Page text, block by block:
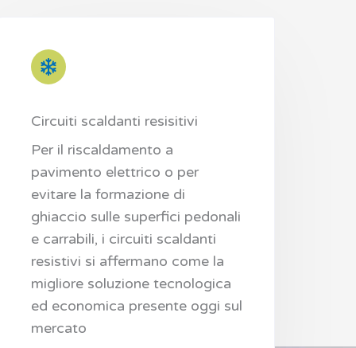
Circuiti scaldanti resisitivi
Per il riscaldamento a
pavimento elettrico o per
evitare la formazione di
ghiaccio sulle superfici pedonali
e carrabili, i circuiti scaldanti
resistivi si affermano come la
migliore soluzione tecnologica
ed economica presente oggi sul
mercato